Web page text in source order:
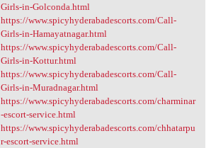
Girls-in-Golconda.html
https://www.spicyhyderabadescorts.com/Call-
Girls-in-Hamayatnagar.html
https://www.spicyhyderabadescorts.com/Call-
Girls-in-Kottur.html
https://www.spicyhyderabadescorts.com/Call-
Girls-in-Muradnagar.html
https://www.spicyhyderabadescorts.com/charminar
-escort-service.html
https://www.spicyhyderabadescorts.com/chhatarpu
r-escort-service.html